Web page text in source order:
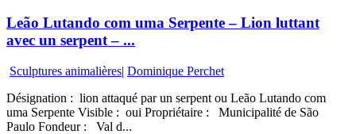
Leão Lutando com uma Serpente – Lion luttant
avec un serpent – ...
Sculptures animalières| Dominique Perchet
Désignation : lion attaqué par un serpent ou Leão Lutando com
uma Serpente Visible : oui Propriétaire : Municipalité de São
Paulo Fondeur : Val d...